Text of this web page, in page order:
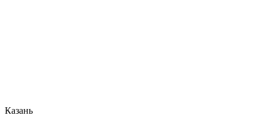
Казань